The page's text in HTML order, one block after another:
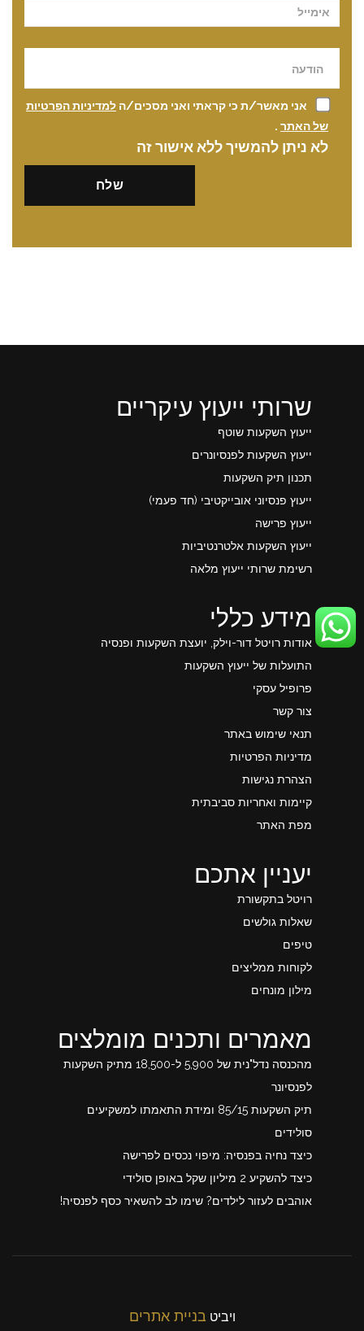
אני מאשר/ת כי קראתי ואני מסכים/ה למדיניות הפרטיות
של האתר .
לא ניתן להמשיך ללא אישור זה
שרותי ייעוץ עיקריים
ייעוץ השקעות שוטף
ייעוץ השקעות לפנסיונרים
תכנון תיק השקעות
ייעוץ פנסיוני אובייקטיבי (חד פעמי)
ייעוץ פרישה
ייעוץ השקעות אלטרנטיביות
רשימת שרותי ייעוץ מלאה
מידע כללי
אודות רויטל דור-וילק, יועצת השקעות ופנסיה
התועלות של ייעוץ השקעות
פרופיל עסקי
צור קשר
תנאי שימוש באתר
מדיניות הפרטיות
הצהרת נגישות
קיימות ואחריות סביבתית
מפת האתר
יעניין אתכם
רויטל בתקשורת
שאלות גולשים
טיפים
לקוחות ממליצים
מילון מונחים
מאמרים ותכנים מומלצים
מהכנסה נדל"נית של 5,900 ל-18,500 מתיק השקעות
לפנסיונר
תיק השקעות 85/15 ומידת התאמתו למשקיעים
סולידים
כיצד נחיה בפנסיה: מיפוי נכסים לפרישה
כיצד להשקיע 2 מיליון שקל באופן סולידי
אוהבים לעזור לילדים? שימו לב להשאיר כסף לפנסיה!
ויביט בניית אתרים